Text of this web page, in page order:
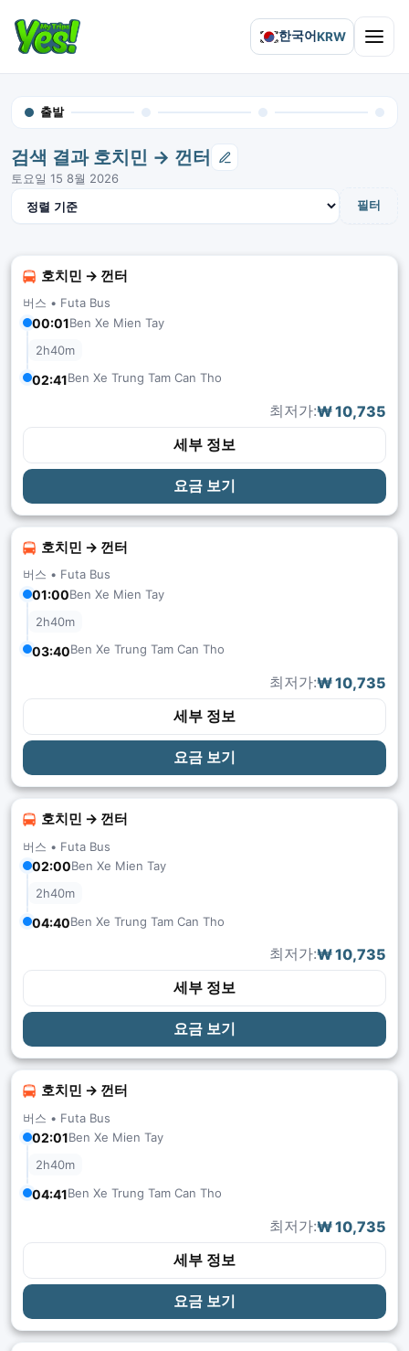
한국어KRW Open
출발
검색 결과 호치민 → 껀터
토요일 15 8월 2026
필터
결과 정렬
호치민 → 껀터
버스 • Futa Bus
00:01Ben Xe Mien Tay
2h40m
02:41Ben Xe Trung Tam Can Tho
최저가:₩ 10,735
세부 정보
요금 보기
호치민 → 껀터
버스 • Futa Bus
01:00Ben Xe Mien Tay
2h40m
03:40Ben Xe Trung Tam Can Tho
최저가:₩ 10,735
세부 정보
요금 보기
호치민 → 껀터
버스 • Futa Bus
02:00Ben Xe Mien Tay
2h40m
04:40Ben Xe Trung Tam Can Tho
최저가:₩ 10,735
세부 정보
요금 보기
호치민 → 껀터
버스 • Futa Bus
02:01Ben Xe Mien Tay
2h40m
04:41Ben Xe Trung Tam Can Tho
최저가:₩ 10,735
세부 정보
요금 보기